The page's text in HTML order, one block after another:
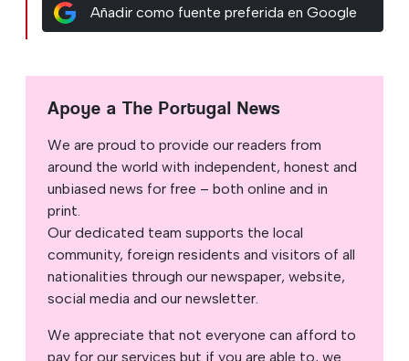
Añadir como fuente preferida en Google
Apoye a The Portugal News
We are proud to provide our readers from
around the world with independent, honest and
unbiased news for free – both online and in
print.
Our dedicated team supports the local
community, foreign residents and visitors of all
nationalities through our newspaper, website,
social media and our newsletter.
We appreciate that not everyone can afford to
pay for our services but if you are able to, we